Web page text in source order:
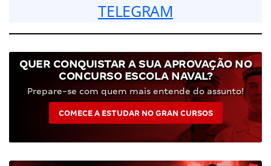
TELEGRAM
QUER CONQUISTAR A SUA APROVAÇÃO NO
CONCURSO ESCOLA NAVAL?
Prepare-se com quem mais entende do assunto!
COMECE A ESTUDAR NO GRAN CURSOS